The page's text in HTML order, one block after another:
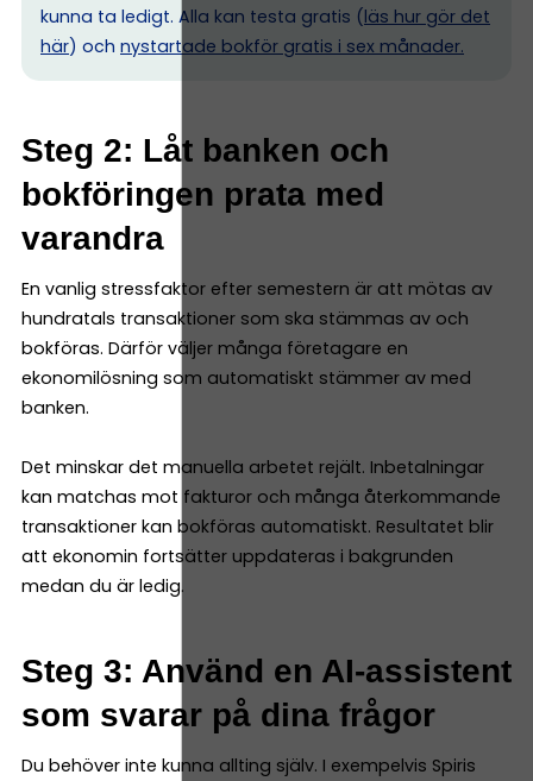
kunna ta ledigt. Alla kan testa gratis (läs hur gör det
här) och nystartade bokför gratis i sex månader.
Steg 2: Låt banken och
bokföringen prata med
varandra
En vanlig stressfaktor efter semestern är att mötas av
hundratals transaktioner som ska stämmas av och
bokföras. Därför väljer många företagare en
ekonomilösning som automatiskt stämmer av med
banken.
Det minskar det manuella arbetet rejält. Inbetalningar
kan matchas mot fakturor och många återkommande
transaktioner kan bokföras automatiskt. Resultatet blir
att ekonomin fortsätter uppdateras i bakgrunden
medan du är ledig.
Steg 3: Använd en AI-assistent
som svarar på dina frågor
Du behöver inte kunna allting själv. I exempelvis Spiris